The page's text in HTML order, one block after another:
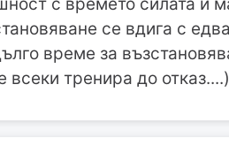
се вдига с
време за
всеки тренира до отказ....)